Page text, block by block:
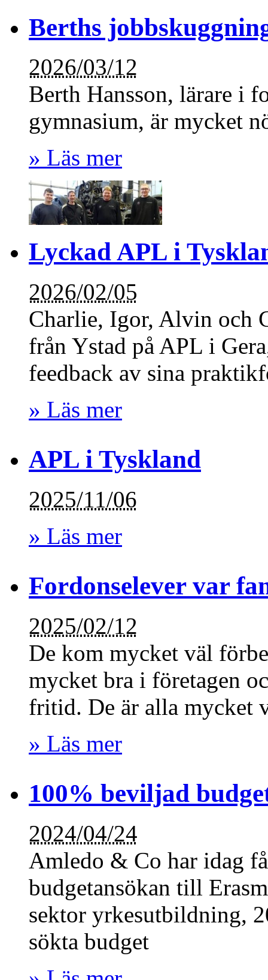
Berths
2026/03/12
Berth Hansson, lärare i
gymnasium, är mycket
» Läs mer
Lyckad APL i
2026/02/05
Charlie, Igor, Alvin och
från Ystad på APL i
feedback av sina
» Läs mer
APL i Tyskland
2025/11/06
» Läs mer
Fordonselever var
2025/02/12
De kom mycket väl
mycket bra i företagen
fritid. De är alla mycket
» Läs mer
100% beviljad
2024/04/24
Amledo & Co har idag
budgetansökan till
sektor yrkesutbildning,
sökta budget